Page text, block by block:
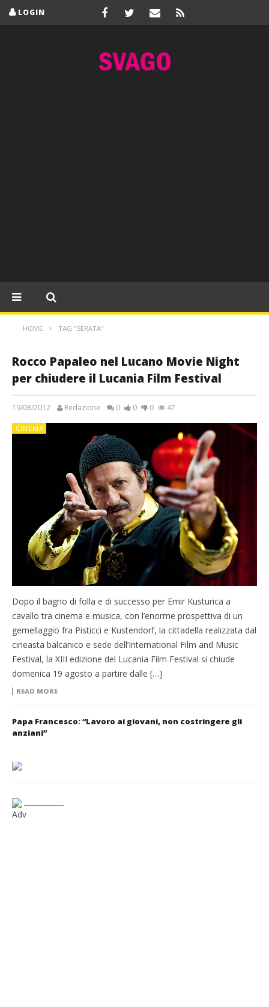
LOGIN
HOME TAG "SERATA"
Rocco Papaleo nel Lucano Movie Night
per chiudere il Lucania Film Festival
19/08/2012 Redazione 0 0 0 47
CINEMA
Dopo il bagno di folla e di successo per Emir Kusturica a
cavallo tra cinema e musica, con l’enorme prospettiva di un
gemellaggio fra Pisticci e Kustendorf, la cittadella realizzata dal
cineasta balcanico e sede dell’International Film and Music
Festival, la XIII edizione del Lucania Film Festival si chiude
domenica 19 agosto a partire dalle […]
READ MORE
Papa Francesco: “Lavoro ai giovani, non costringere gli
anziani”
Adv